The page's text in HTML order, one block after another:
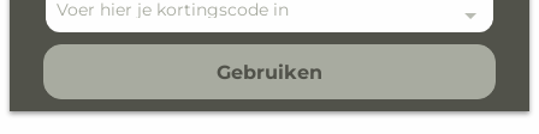
Voer hier je kortingscode in
Gebruiken